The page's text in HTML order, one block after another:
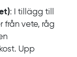
): I
tillägg till
från vete, råg
Upp